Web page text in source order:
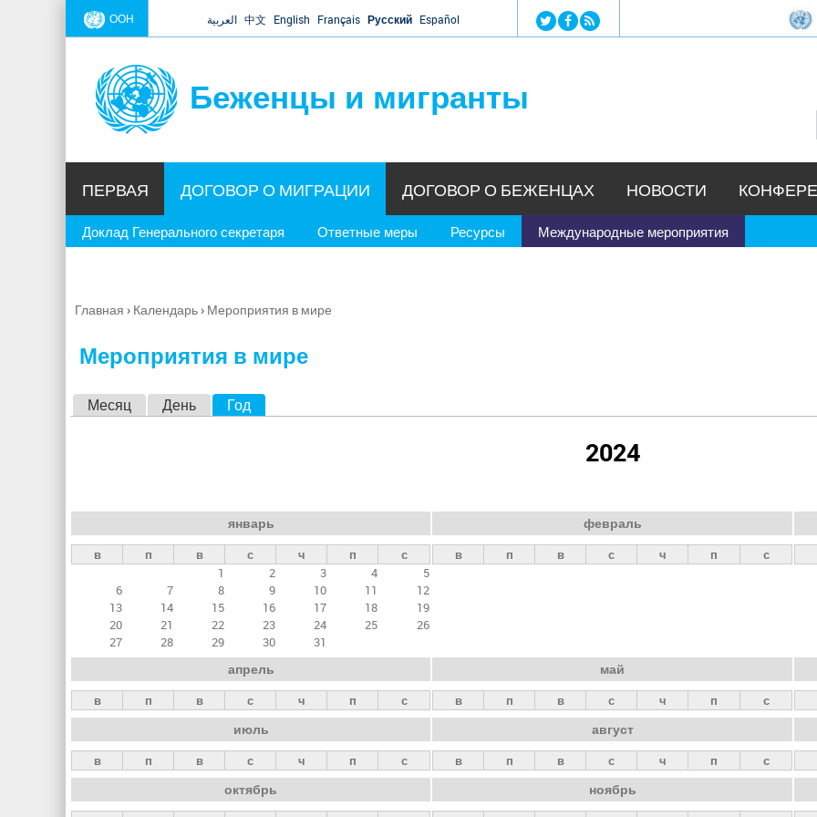
Jump to navigation
ООН العربية 中文 English Français Русский Español
Беженцы и мигранты
ПЕРВАЯ ДОГОВОР О МИГРАЦИИ
Доклад Генерального секретаря Ответные меры Ресурсы Международные мероприятия
ДОГОВОР О БЕЖЕНЦАХ НОВОСТИ
Вы
Главная › Календарь› Мероприятия в мире
Мероприятия в мире
н
ы
е
а
д
к
и
Месяц День Год
2024
январь
в п в с ч п
с
1
2 3 4
5
6
7 8 9 10 11
12
13
14 15 16 17 18
19
20
21 22 23 24 25
26
27
28 29 30 31
февраль
в п в с ч п с
апрель
в п в с ч п с
май
в п в с ч п с
июль
в п в с ч п с
август
в п в с ч п с
октябрь ноябрь